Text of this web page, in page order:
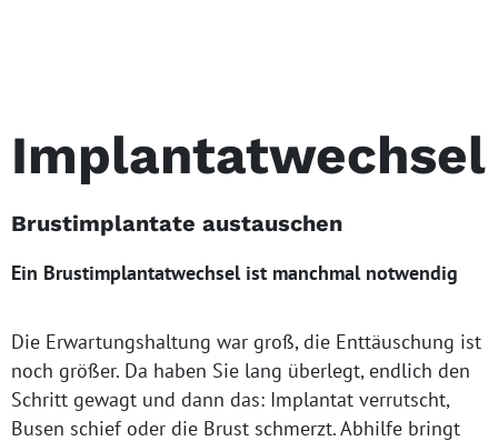
Implantat­wechsel
Brustimplantate austauschen
Ein Brustimplantatwechsel ist manchmal notwendig
Die Erwartungshaltung war groß, die Enttäuschung ist
noch größer. Da haben Sie lang überlegt, endlich den
Schritt gewagt und dann das: Implantat verrutscht,
Busen schief oder die Brust schmerzt. Abhilfe bringt